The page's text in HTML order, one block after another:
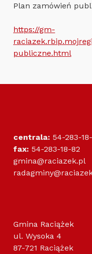
Plan zamówień
https://gm-
publiczne.html
centrala: 54-283-
fax: 54-283-18-82
gmina@raciazek.pl
Gmina Raciążek
ul. Wysoka 4
87-721 Raciążek